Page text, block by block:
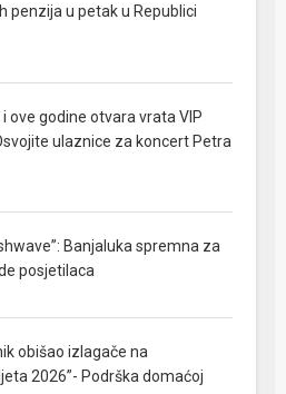
penzija u petak u Republici
i ove godine otvara vrata VIP
ulaznice za koncert Petra
Banjaluka spremna za
posjetilaca
obišao izlagače na
2026”- Podrška domaćoj